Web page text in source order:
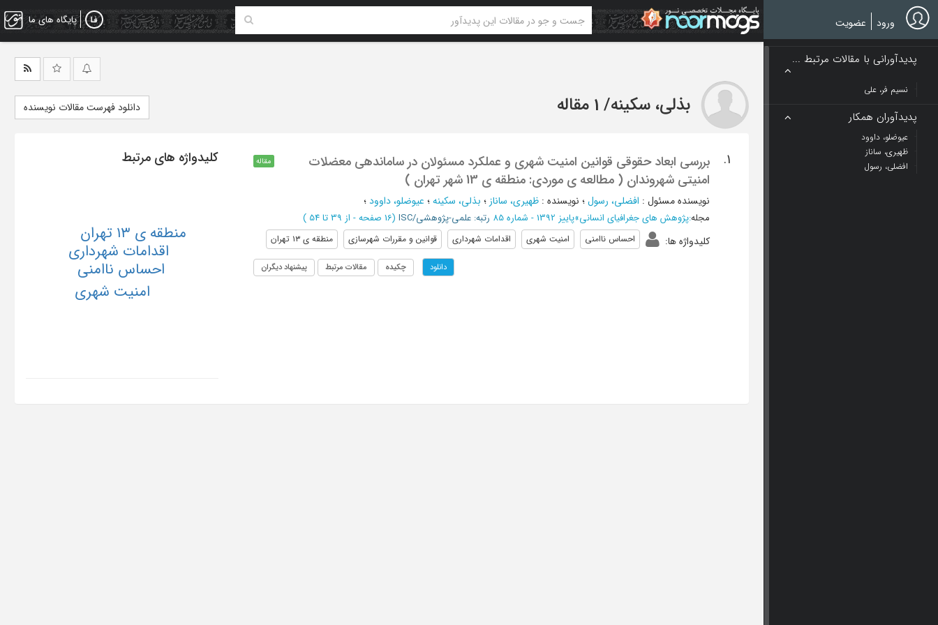
Skip
to
main
پایگاه های ما ورود عضویت
پدیدآورانی با مقالات مرتبط ...
نسیم فر، علی
پدیدآوران همکار
عیوضلو، داوود
ظهیری، ساناز
افضلی، رسول
بذلی، سکینه/ 1 مقاله دانلود فهرست مقالات نویسنده
1.
بررسی ابعاد حقوقی قوانین امنیت شهری و عملکرد مسئولان در ساماندهی معضلات
امنیتی شهروندان ( مطالعه ی موردی: منطقه ی 13 شهر تهران )
مقاله
نویسنده مسئول : افضلی، رسول؛ نویسنده : ظهیری، ساناز ؛ بذلی، سکینه؛ عیوضلو، داوود؛
مجله:پژوهش های جغرافیای انسانی»پاییز 1392 - شماره 85 رتبه: علمی-پژوهشی/ISC (‎16 صفحه - از 39 تا 54 )
کلیدواژه ها: احساس ناامنی امنیت شهری اقدامات شهرداری قوانین و مقررات شهرسازی منطقه ی ١٣ تهران
دانلود چکیده مقالات مرتبط پیشنهاد دیگران
کلیدواژه های مرتبط
احساس ناامنی
اقدامات شهرداری
امنیت شهری
منطقه ی ١٣ تهران